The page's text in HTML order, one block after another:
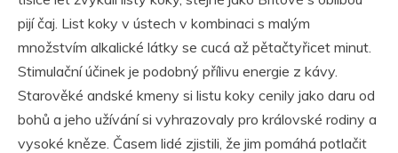
pijí čaj. List koky v ústech v kombinaci s malým
množstvím alkalické látky se cucá až pětačtyřicet minut.
Stimulační účinek je podobný přílivu energie z kávy.
Starověké andské kmeny si listu koky cenily jako daru od
bohů a jeho užívání si vyhrazovaly pro královské rodiny a
vysoké kněze. Časem lidé zjistili, že jim pomáhá potlačit